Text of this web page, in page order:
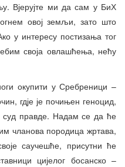
Вјерујте ми да сам у БиХ
овој земљи, зато што
у интересу постизања тог
своја овлашћења, нећу
окупити у Сребреници –
гдје је почињен геноцид,
суд правде. Надам се да ће
чланова породица жртава,
саучешће, присутни ће
цијелог босанско –